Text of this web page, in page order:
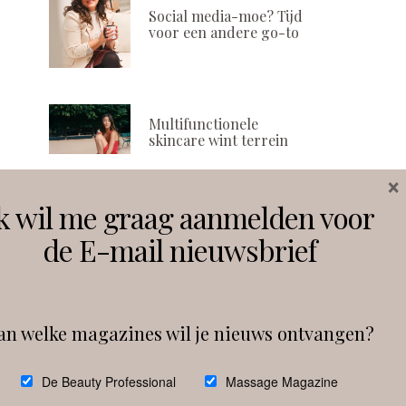
Social media-moe? Tijd
voor een andere go-to
Multifunctionele
skincare wint terrein
Volg ons
Follow on Instagram
wil me graag aanmelden voor
de E-mail nieuwsbrief
welke magazines wil je nieuws ontvangen?
De Beauty Professional Massage Magazine
×